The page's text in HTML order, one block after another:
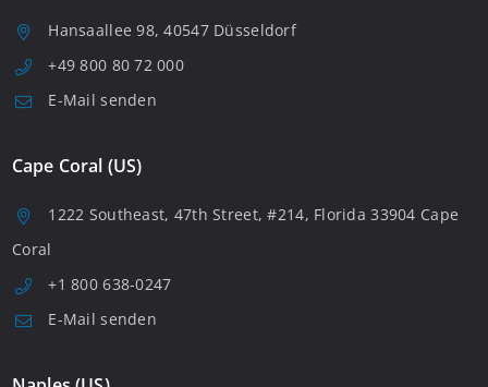
Hansaallee 98, 40547 Düsseldorf
+49 800 80 72 000
E-Mail senden
Cape Coral (US)
1222 Southeast, 47th Street, #214, Florida 33904 Cape
Coral
+1 800 638-0247
E-Mail senden